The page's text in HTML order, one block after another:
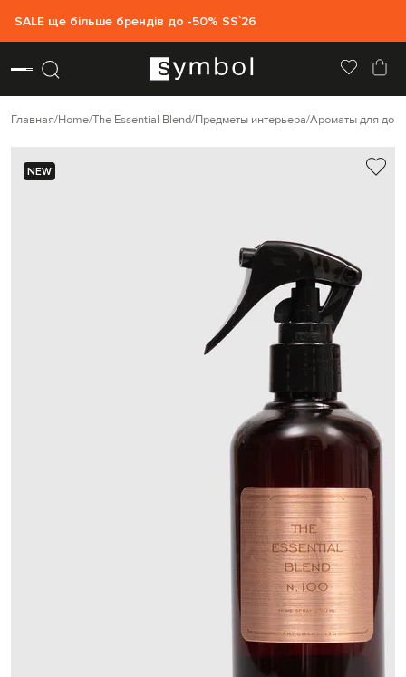
SALE ще більше брендів до -50% SS`26
Главная Home The Essential Blend Предметы интерьера Ароматы для
NEW